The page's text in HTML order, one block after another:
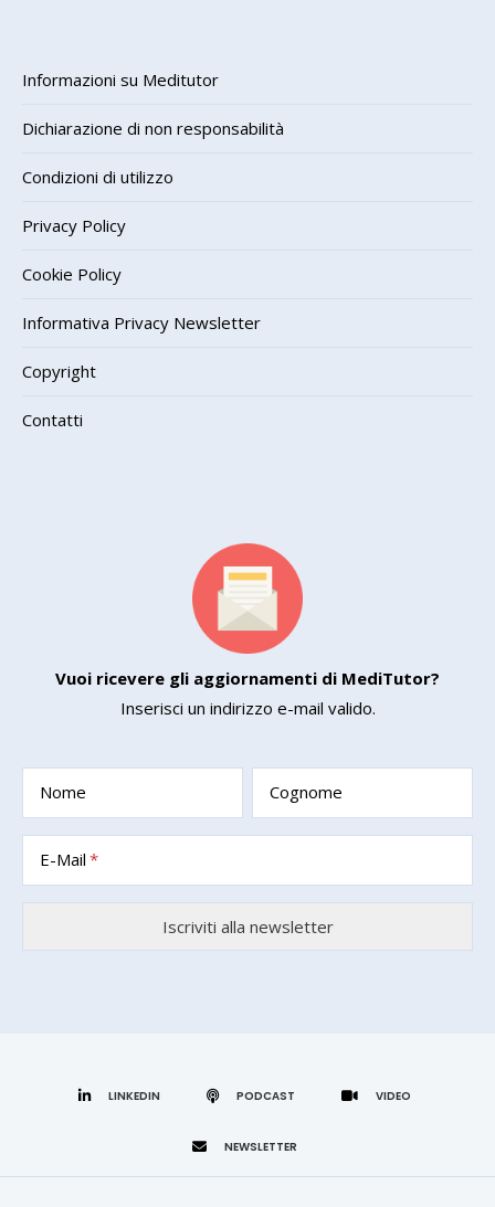
Informazioni su Meditutor
Dichiarazione di non responsabilità
Condizioni di utilizzo
Privacy Policy
Cookie Policy
Informativa Privacy Newsletter
Copyright
Contatti
Vuoi ricevere gli aggiornamenti di MediTutor?
Inserisci un indirizzo e-mail valido.
Nome Cognome
E-Mail
LINKEDIN